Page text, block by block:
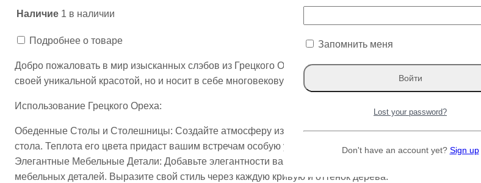
пареный
2-
117127
Наличие 1 в наличии
Подробнее о товаре
Добро пожаловать в мир изысканных слэбов из Грецкого Ореха от Varman.pro! Эта порода дерева не
своей уникальной красотой, но и носит в себе многовековую историю и неповторимый шарм.
Использование Грецкого Ореха:
Обеденные Столы и Столешницы: Создайте атмосферу изысканности, выбрав слэб Грецкого Ореха
стола. Теплота его цвета придаст вашим встречам особую утонченность.
Элегантные Мебельные Детали: Добавьте элегантности вашему интерьеру, используя слэбы
мебельных деталей. Выразите свой стиль через каждую кривую и оттенок дерева.
Запомнить меня
Lost your password?
Don't have an account yet? Sign up